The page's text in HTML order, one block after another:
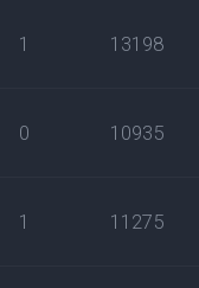
1 13198
0 10935
1 11275